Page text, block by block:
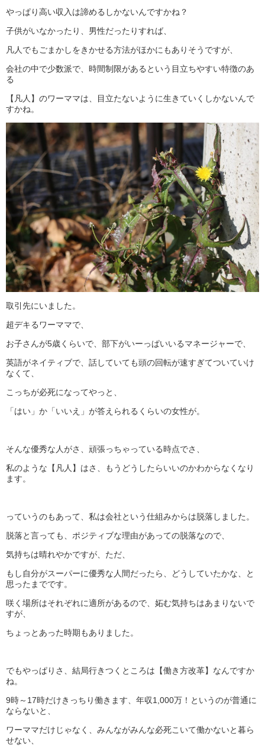
やっぱり高い収入は諦めるしかないんですかね？
子供がいなかったり、男性だったりすれば、
凡人でもごまかしをきかせる方法がほかにもありそうですが、
会社の中で少数派で、時間制限があるという目立ちやすい特徴のあ
る
【凡人】のワーママは、目立たないように生きていくしかないんで
すかね。
取引先にいました。
超デキるワーママで、
お子さんが5歳くらいで、部下がいーっぱいいるマネージャーで、
英語がネイティブで、話していても頭の回転が速すぎてついていけ
なくて、
こっちが必死になってやっと、
「はい」か「いいえ」が答えられるくらいの女性が。
そんな優秀な人がさ、頑張っちゃっている時点でさ、
私のような【凡人】はさ、もうどうしたらいいのかわからなくなり
ます。
っていうのもあって、私は会社という仕組みからは脱落しました。
脱落と言っても、ポジティブな理由があっての脱落なので、
気持ちは晴れやかですが、ただ、
もし自分がスーパーに優秀な人間だったら、どうしていたかな、と
思ったまでです。
咲く場所はそれぞれに適所があるので、妬む気持ちはあまりないで
すが、
ちょっとあった時期もありました。
でもやっぱりさ、結局行きつくところは【働き方改革】なんですか
ね。
9時～17時だけきっちり働きます、年収1,000万！というのが普通に
ならないと、
ワーママだけじゃなく、みんながみんな必死こいて働かないと暮ら
せない、